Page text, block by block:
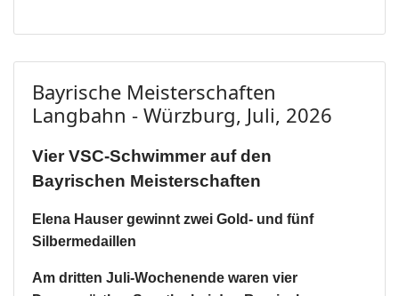
Bayrische Meisterschaften
Langbahn - Würzburg, Juli, 2026
Vier VSC-Schwimmer auf den
Bayrischen Meisterschaften
Elena Hauser gewinnt zwei Gold- und fünf
Silbermedaillen
Am dritten Juli-Wochenende waren vier